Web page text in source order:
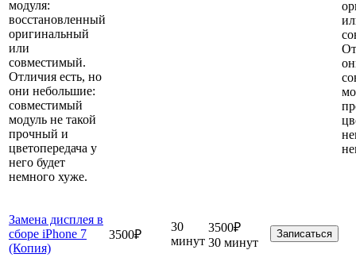
модуля:
восстановленный
оригинальный
или
совместимый.
Отличия есть, но
они небольшие:
совместимый
модуль не такой
прочный и
цветопередача у
него будет
немного хуже.
Замена дисплея в
сборе iPhone 7
(Копия)
3500₽
30
минут
3500₽
30 минут
Записаться